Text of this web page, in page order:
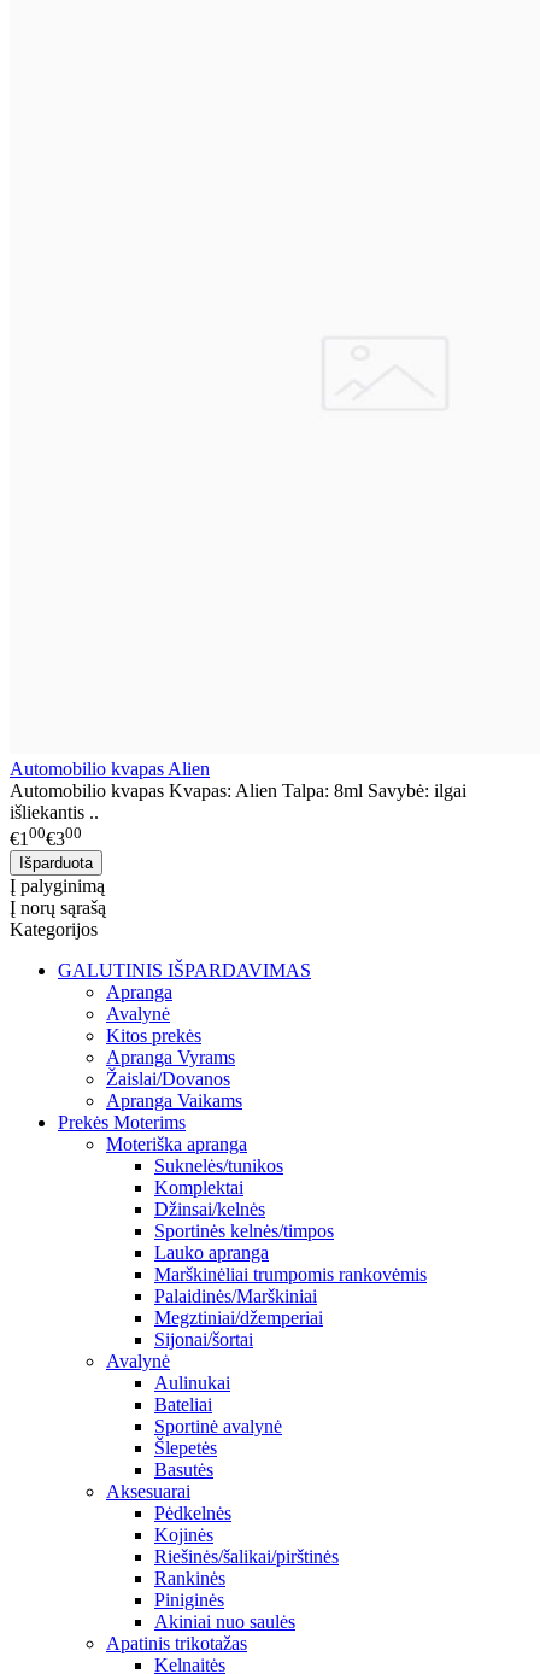
Automobilio kvapas Alien
Automobilio kvapas Kvapas: Alien Talpa: 8ml Savybė: ilgai
išliekantis ..
€1 00€300
Į palyginimą
Į norų sąrašą
Kategorijos
GALUTINIS IŠPARDAVIMAS
Apranga
Avalynė
Kitos prekės
Apranga Vyrams
Žaislai/Dovanos
Apranga Vaikams
Prekės Moterims
Moteriška apranga
Suknelės/tunikos
Komplektai
Džinsai/kelnės
Sportinės kelnės/timpos
Lauko apranga
Marškinėliai trumpomis rankovėmis
Palaidinės/Marškiniai
Megztiniai/džemperiai
Sijonai/šortai
Avalynė
Aulinukai
Bateliai
Sportinė avalynė
Šlepetės
Basutės
Aksesuarai
Pėdkelnės
Kojinės
Riešinės/šalikai/pirštinės
Rankinės
Piniginės
Akiniai nuo saulės
Apatinis trikotažas
Kelnaitės